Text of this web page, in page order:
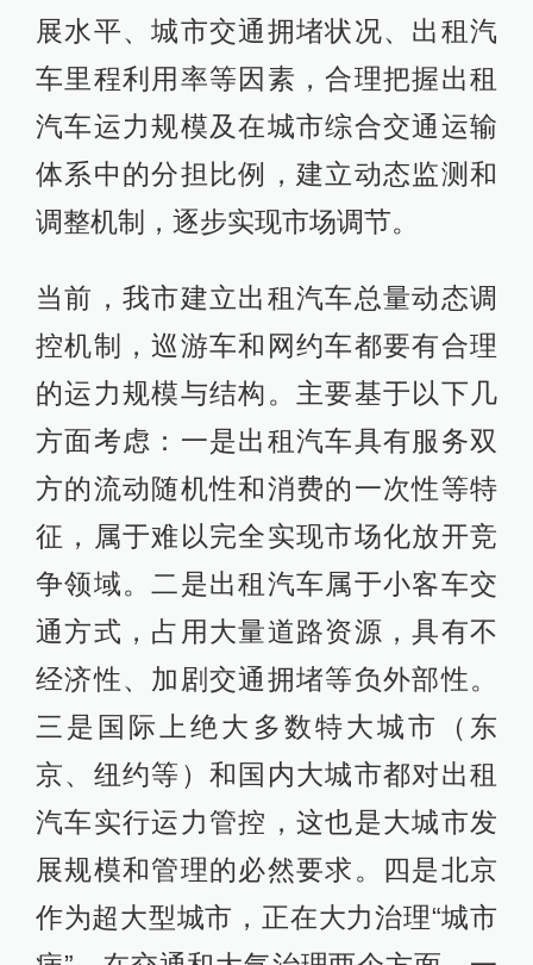
展水平、城市交通拥堵状况、出租汽
车里程利用率等因素，合理把握出租
汽车运力规模及在城市综合交通运输
体系中的分担比例，建立动态监测和
调整机制，逐步实现市场调节。
当前，我市建立出租汽车总量动态调
控机制，巡游车和网约车都要有合理
的运力规模与结构。主要基于以下几
方面考虑：一是出租汽车具有服务双
方的流动随机性和消费的一次性等特
征，属于难以完全实现市场化放开竞
争领域。二是出租汽车属于小客车交
通方式，占用大量道路资源，具有不
经济性、加剧交通拥堵等负外部性。
三是国际上绝大多数特大城市（东
京、纽约等）和国内大城市都对出租
汽车实行运力管控，这也是大城市发
展规模和管理的必然要求。四是北京
作为超大型城市，正在大力治理“城市